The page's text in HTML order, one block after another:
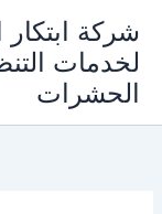
المحتوى
لخدمات
الحشرات